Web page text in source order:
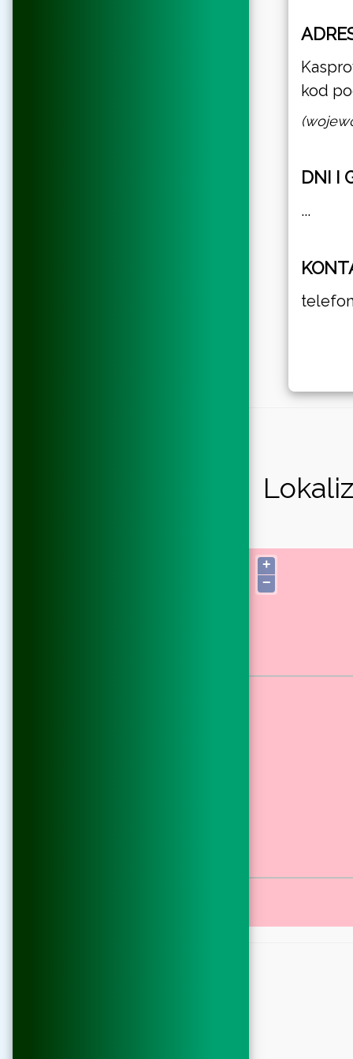
kod
DNI I
...
+
−